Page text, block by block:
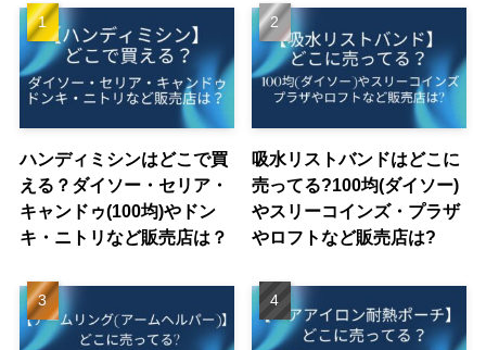
ハンディミシンはどこで買
える？ダイソー・セリア・
キャンドゥ(100均)やドン
キ・ニトリなど販売店は？
吸水リストバンドはどこに
売ってる?100均(ダイソー)
やスリーコインズ・プラザ
やロフトなど販売店は?